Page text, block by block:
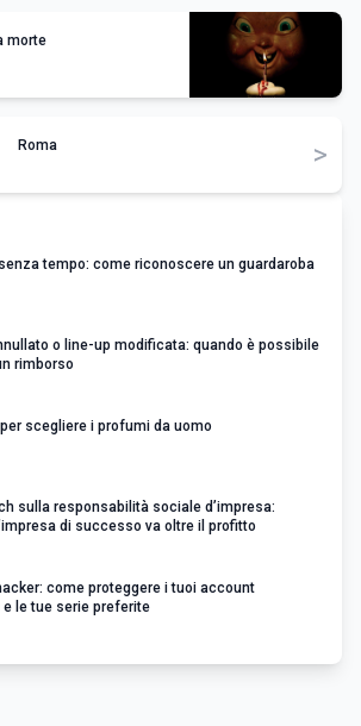
morte
Roma >
tempo: come riconoscere un guardaroba
o line-up modificata: quando è possibile
rimborso
scegliere i profumi da uomo
sulla responsabilità sociale d’impresa:
di successo va oltre il profitto
come proteggere i tuoi account
le tue serie preferite